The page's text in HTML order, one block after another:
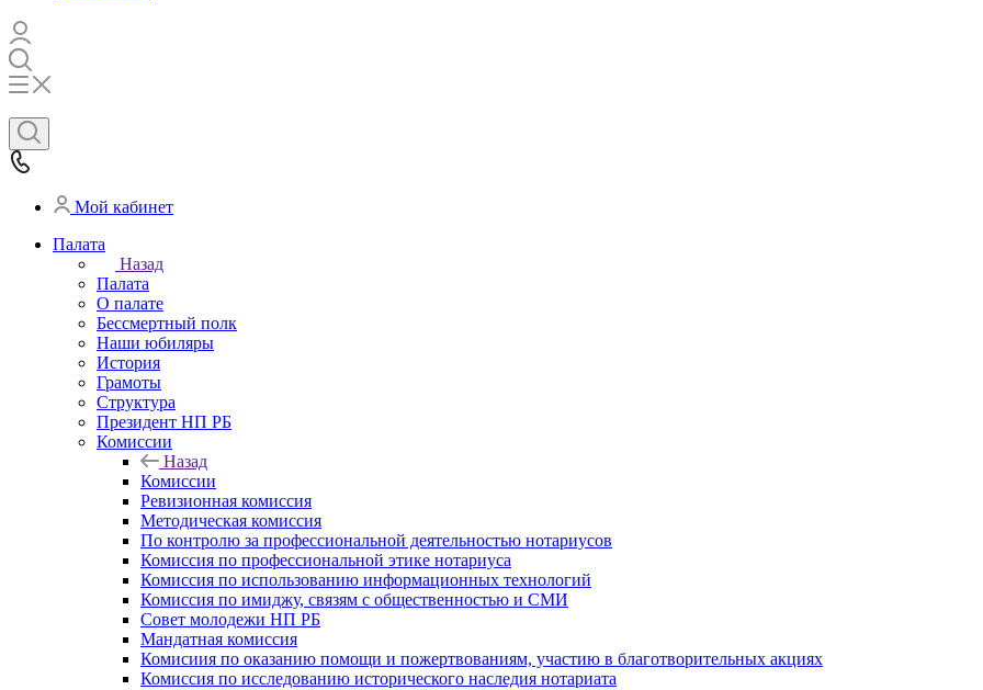
Мой кабинет
Палата
Назад
Палата
О палате
Бессмертный полк
Наши юбиляры
История
Грамоты
Структура
Президент НП РБ
Комиссии
Назад
Комиссии
Ревизионная комиссия
Методическая комиссия
По контролю за профессиональной деятельностью нотариусов
Комиссия по профессиональной этике нотариуса
Комиссия по использованию информационных технологий
Комиссия по имиджу, связям с общественностью и СМИ
Совет молодежи НП РБ
Мандатная комиссия
Комисиия по оказанию помощи и пожертвованиям, участию в благотворительных акциях
Комиссия по исследованию исторического наследия нотариата